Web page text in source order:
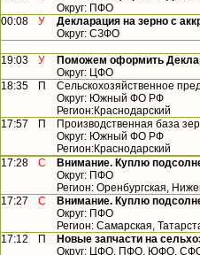
Округ: ПФО
00:08
У
Декларация на зерно с
Округ: СЗФО
19:03 У
Поможем оформить
Округ: ЦФО
18:35
П Сельскохозяйственное
Округ: Южный ФО РФ
Регион:Краснодарский
17:57
П
Производственная база
Округ: Южный ФО РФ
Регион:Краснодарский
17:28
С
Внимание. Куплю
Округ: ПФО
Регион: Оренбургская,
17:27
С
Внимание. Куплю
Округ: ПФО
Регион: Самарская,
17:12
П
Новые запчасти на
Округ: ЦФО, ПФО, ЮФО,